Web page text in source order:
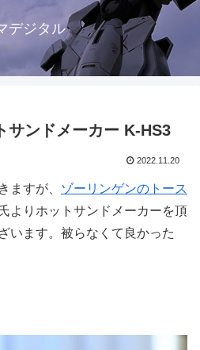
デジタル
サンドメーカー K-HS3
2022.11.20
ますが、 ゾーリンゲンのトース
よりホットサンドメーカーを頂
います。被らなくて良かった